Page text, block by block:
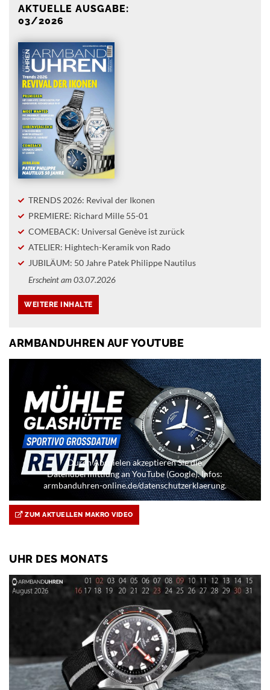
AKTUELLE AUSGABE:
03/2026
TRENDS 2026: Revival der Ikonen
PREMIERE: Richard Mille 55-01
COMEBACK: Universal Genève ist zurück
ATELIER: Hightech-Keramik von Rado
JUBILÄUM: 50 Jahre Patek Philippe Nautilus
Erscheint am 03.07.2026
ARMBANDUHREN AUF YOUTUBE
Durch Abspielen akzeptieren Sie die
Datenübermittlung an YouTube (Google). Infos:
armbanduhren-online.de/datenschutzerklaerung.
ZUM AKTUELLEN MAKRO VIDEO
UHR DES MONATS